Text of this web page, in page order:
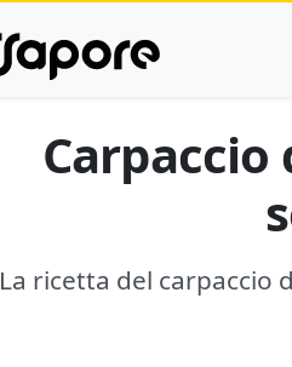
La ricetta del carpaccio